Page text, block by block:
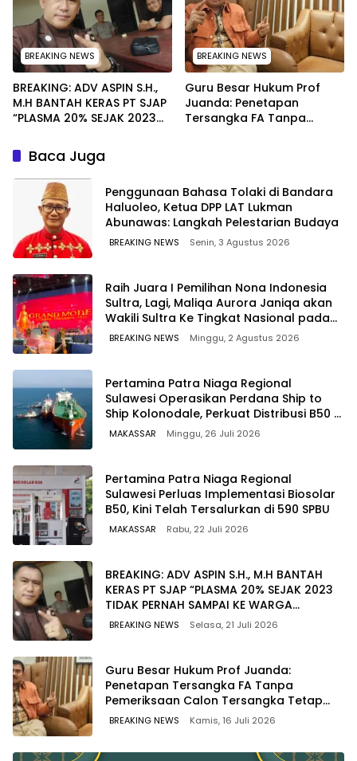
BREAKING NEWS
BREAKING: ADV ASPIN S.H.,
M.H BANTAH KERAS PT SJAP
“PLASMA 20% SEJAK 2023
WARGA WAWOONE!
BREAKING NEWS
Guru Besar Hukum Prof
Juanda: Penetapan
Tersangka FA Tanpa
Baca Juga
Penggunaan Bahasa Tolaki di Bandara
Haluoleo, Ketua DPP LAT Lukman
Abunawas: Langkah Pelestarian Budaya
BREAKING NEWS Senin, 3 Agustus 2026
‎Raih Juara I Pemilihan Nona Indonesia
Sultra, Lagi, Maliqa Aurora Janiqa akan
Wakili Sultra Ke Tingkat Nasional pada
Pemilihan NONA Indonesia
BREAKING NEWS Minggu, 2 Agustus 2026
Pertamina Patra Niaga Regional
Sulawesi Operasikan Perdana Ship to
Ship Kolonodale, Perkuat Distribusi B50 di
Kawasan Timur Sulawesi
MAKASSAR Minggu, 26 Juli 2026
Pertamina Patra Niaga Regional
Sulawesi Perluas Implementasi Biosolar
B50, Kini Telah Tersalurkan di 590 SPBU
MAKASSAR Rabu, 22 Juli 2026
BREAKING: ADV ASPIN S.H., M.H BANTAH
KERAS PT SJAP “PLASMA 20% SEJAK 2023
TIDAK PERNAH SAMPAI KE WARGA
WAWOONE!
BREAKING NEWS Selasa, 21 Juli 2026
Guru Besar Hukum Prof Juanda:
Penetapan Tersangka FA Tanpa
Pemeriksaan Calon Tersangka Tetap
Sah Secara Hukum
BREAKING NEWS Kamis, 16 Juli 2026